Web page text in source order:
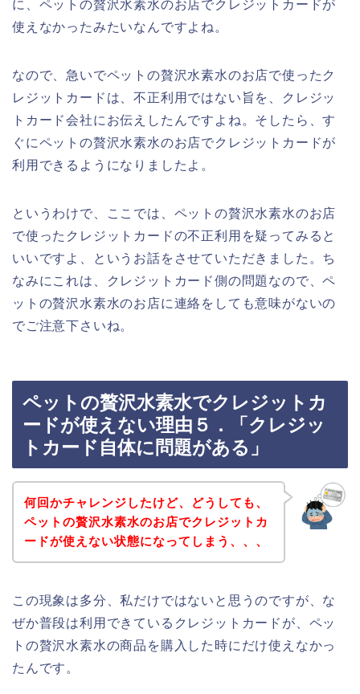
に、ペットの贅沢水素水のお店でクレジットカードが
使えなかったみたいなんですよね。
なので、急いでペットの贅沢水素水のお店で使ったク
レジットカードは、不正利用ではない旨を、クレジッ
トカード会社にお伝えしたんですよね。そしたら、す
ぐにペットの贅沢水素水のお店でクレジットカードが
利用できるようになりましたよ。
というわけで、ここでは、ペットの贅沢水素水のお店
で使ったクレジットカードの不正利用を疑ってみると
いいですよ、というお話をさせていただきました。ち
なみにこれは、クレジットカード側の問題なので、ペ
ットの贅沢水素水のお店に連絡をしても意味がないの
でご注意下さいね。
ペットの贅沢水素水でクレジットカ
ードが使えない理由５．「クレジッ
トカード自体に問題がある」
何回かチャレンジしたけど、どうしても、
ペットの贅沢水素水のお店でクレジットカ
ードが使えない状態になってしまう、、、
この現象は多分、私だけではないと思うのですが、な
ぜか普段は利用できているクレジットカードが、ペッ
トの贅沢水素水の商品を購入した時にだけ使えなかっ
たんです。